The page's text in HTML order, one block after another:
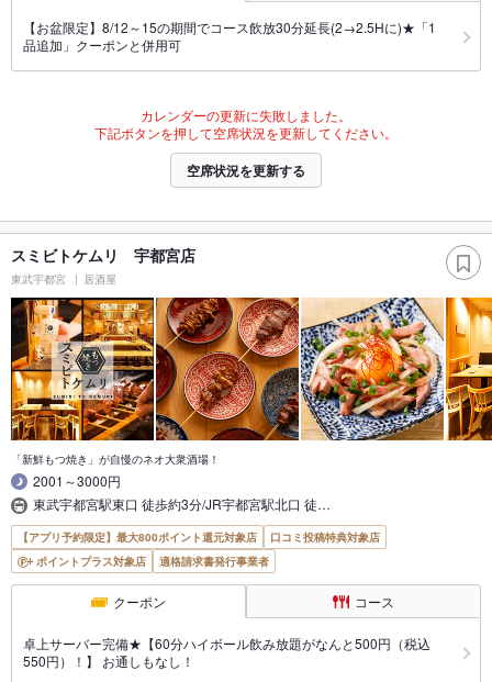
【お盆限定】8/12～15の期間でコース飲放30分延長(2→2.5Hに)★「1
品追加」クーポンと併用可
カレンダーの更新に失敗しました。
下記ボタンを押して空席状況を更新してください。
空席状況を更新する
スミビトケムリ 宇都宮店
東武宇都宮 居酒屋
「新鮮もつ焼き」が自慢のネオ大衆酒場！
2001～3000円
東武宇都宮駅東口 徒歩約3分/JR宇都宮駅北口 徒…
【アプリ予約限定】最大800ポイント還元対象店
口コミ投稿特典対象店
ポイントプラス対象店
適格請求書発行事業者
クーポン コース
卓上サーバー完備★【60分ハイボール飲み放題がなんと500円（税込
550円）！】 お通しもなし！